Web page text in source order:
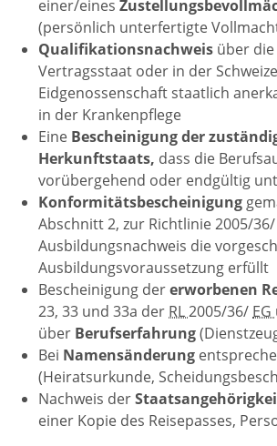
einer/eines
(persönlich unterfertigte
Qualifikationsnachweis über
Vertragsstaat oder in der
Eidgenossenschaft staatlich
in der Krankenpflege
Eine Bescheinigung der
Herkunftstaats, dass die
vorübergehend oder endgültig
Konformitätsbescheinigung
Abschnitt 2, zur Richtlinie 2005/36/
Ausbildungsnachweis die
Ausbildungsvoraussetzung erfüllt
Bescheinigung dererworbenen
23, 33 und 33a der RL2005/36/ EG
über Berufserfahrung
Bei Namensänderung
(Heiratsurkunde,
Nachweis der
einer Kopie des Reisepasses,